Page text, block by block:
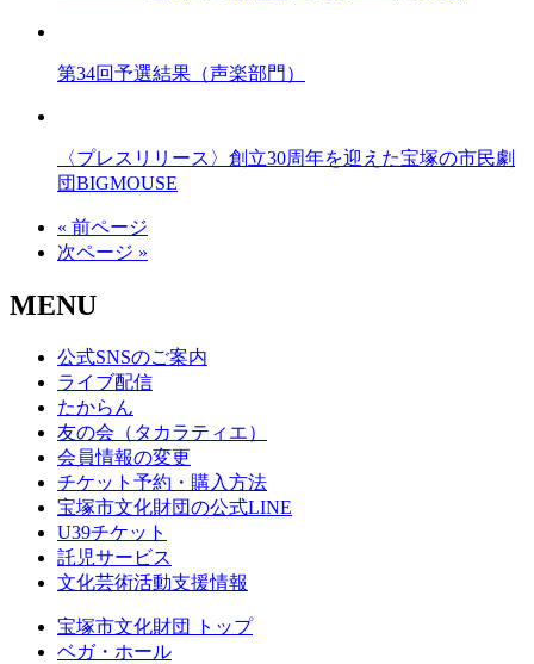
第34回予選結果（声楽部門）
〈プレスリリース〉創立30周年を迎えた宝塚の市民劇
団BIGMOUSE
« 前ページ
次ページ »
MENU
公式SNSのご案内
ライブ配信
たからん
友の会（タカラティエ）
会員情報の変更
チケット予約・購入方法
宝塚市文化財団の公式LINE
U39チケット
託児サービス
文化芸術活動支援情報
宝塚市文化財団 トップ
ベガ・ホール